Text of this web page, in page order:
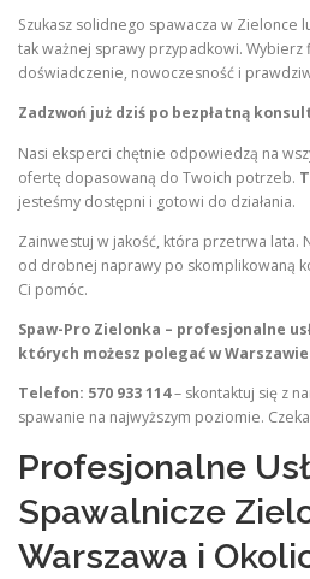
Szukasz solidnego spawacza w Zielonce
tak ważnej sprawy przypadkowi. Wybierz
doświadczenie, nowoczesność i
Zadzwoń już dziś po bezpłatną
Nasi eksperci chętnie odpowiedzą na
ofertę dopasowaną do Twoich potrzeb.
jesteśmy dostępni i gotowi do działania.
Zainwestuj w jakość, która przetrwa lata.
od drobnej naprawy po skomplikowaną
Ci pomóc.
Spaw-Pro Zielonka – profesjonalne
których możesz polegać w
Telefon: 570 933 114– skontaktuj się z
spawanie na najwyższym poziomie.
Profesjonalne
Spawalnicze
Warszawa i